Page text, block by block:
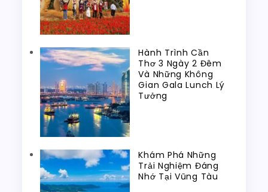
Hành Trình Cần
Thơ 3 Ngày 2 Đêm
Và Những Không
Gian Gala Lunch Lý
Tưởng
Khám Phá Những
Trải Nghiệm Đáng
Nhớ Tại Vũng Tàu